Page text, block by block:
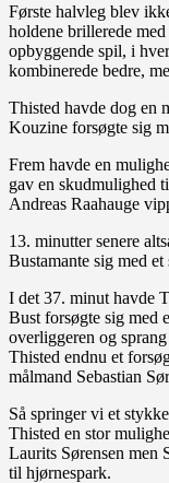
Første halvleg blev
holdene brillerede
opbyggende spil, i
kombinerede bedre,
Thisted havde dog en
Kouzine forsøgte sig
Frem havde en
gav en skudmulighed
Andreas Raahauge
13. minutter senere
Bustamante sig med
I det 37. minut havde
Bust forsøgte sig med
overliggeren og
Thisted endnu et
målmand Sebastian
Så springer vi et
Thisted en stor
Laurits Sørensen men
til hjørnespark.